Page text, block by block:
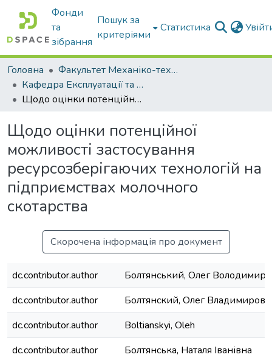
Фонди
та
зібрання
Пошук за
критеріями
Статистика
Головна
Факультет Механіко-технологічний
Кафедра Експлуатації та технічного сервісу машин
Щодо оцінки потенційної можливості застосування ресурсозберігаючих технологій на підприємствах молочного скотарства
Щодо оцінки потенційної
можливості застосування
ресурсозберігаючих технологій на
підприємствах молочного
скотарства
Скорочена інформація про документ
dc.contributor.author
Болтянський, Олег
dc.contributor.author
Болтянский, Олег
dc.contributor.author
Boltianskyi, Oleh
dc.contributor.author
Болтянська, Наталя Іванівна